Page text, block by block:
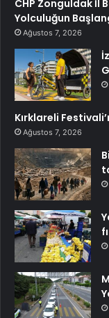
CHP Zonguldak İl
Yolculuğun
Ağustos 7, 2026
Kırklareli
Ağustos 7, 2026